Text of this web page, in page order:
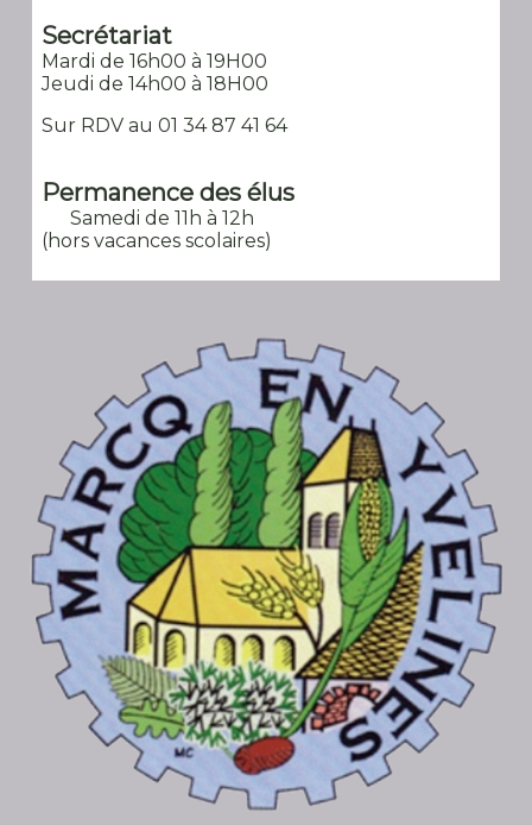
Secrétariat
Mardi de 16h00 à 19H00
Jeudi de 14h00 à 18H00
Sur RDV au 01 34 87 41 64
Permanence des élus
Samedi de 11h à 12h
(hors vacances scolaires)